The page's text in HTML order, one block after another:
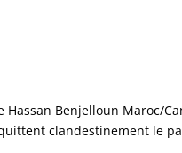
Benjelloun Maroc/
clandestinement le